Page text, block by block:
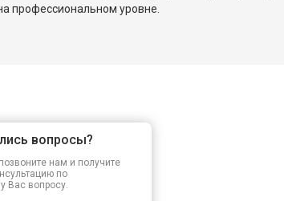
профессиональном уровне.
вопросы?
нам и получите
по
Вас вопросу.